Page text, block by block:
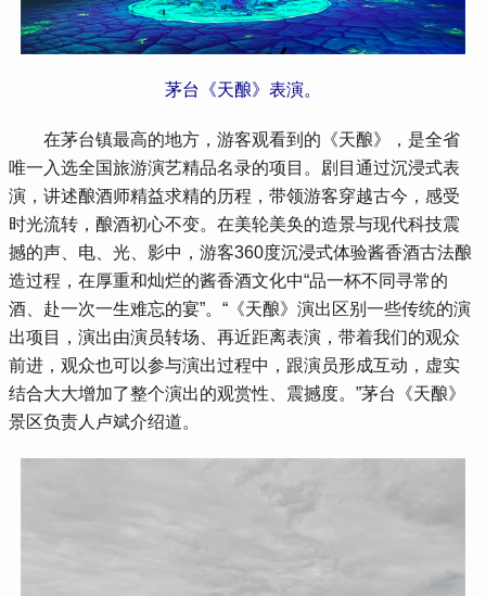
茅台《天酿》表演。
在茅台镇最高的地方，游客观看到的《天酿》，是全省
唯一入选全国旅游演艺精品名录的项目。剧目通过沉浸式表
演，讲述酿酒师精益求精的历程，带领游客穿越古今，感受
时光流转，酿酒初心不变。在美轮美奂的造景与现代科技震
撼的声、电、光、影中，游客360度沉浸式体验酱香酒古法酿
造过程，在厚重和灿烂的酱香酒文化中“品一杯不同寻常的
酒、赴一次一生难忘的宴”。“《天酿》演出区别一些传统的演
出项目，演出由演员转场、再近距离表演，带着我们的观众
前进，观众也可以参与演出过程中，跟演员形成互动，虚实
结合大大增加了整个演出的观赏性、震撼度。”茅台《天酿》
景区负责人卢斌介绍道。